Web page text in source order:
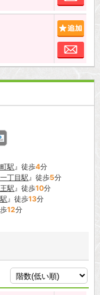
お
駅』徒歩4分
丁目駅』徒歩5分
駅』徒歩10分
』徒歩13分
12分